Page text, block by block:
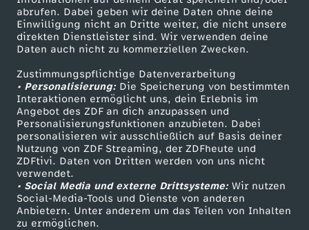
abrufen. Dabei geben wir deine Daten ohne deine
Einwilligung nicht an Dritte weiter, die nicht unsere
direkten Dienstleister sind. Wir verwenden deine
Daten auch nicht zu kommerziellen Zwecken.
Zustimmungspflichtige Datenverarbeitung
• Personalisierung:Die Speicherung von bestimmten
Interaktionen ermöglicht uns, dein Erlebnis im
Angebot des ZDF an dich anzupassen und
Personalisierungsfunktionen anzubieten. Dabei
personalisieren wir ausschließlich auf Basis deiner
Nutzung von ZDF Streaming, der ZDFheute und
ZDFtivi. Daten von Dritten werden von uns nicht
verwendet.
• Social Media und externe Drittsysteme:Wir nutzen
Social-Media-Tools und Dienste von anderen
Anbietern. Unter anderem um das Teilen von Inhalten
zu ermöglichen.
ZDF-Apps
Smart TV
ZDFtext
Livestreams
Sendungen A-Z
TV-Programm
ZDFmitreden
Kontakt zum ZDF
Tickets
Zuschauerservice
Hilfe
ZDF Unternehmen
Karriere